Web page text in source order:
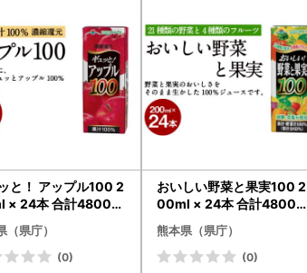
と！ アップル100 2
× 24本 合計4800m
ご パックジュース
（県庁）
(0)
おいしい野菜と果実100 2
00ml × 24本 合計4800m
l フルーツ やさい パックジ
ュース
熊本県（県庁）
(0)